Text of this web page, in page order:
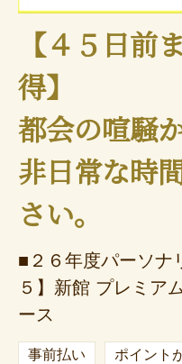
【４５日前
得】
都会の喧騒
非日常な時
さい。
■２６年度パーソナ
５】新館 プレミア
ース
事前払い ポイント